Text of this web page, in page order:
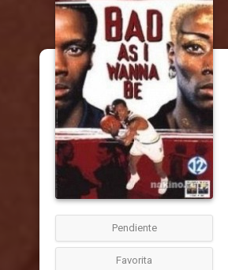
Pendiente
Favorita